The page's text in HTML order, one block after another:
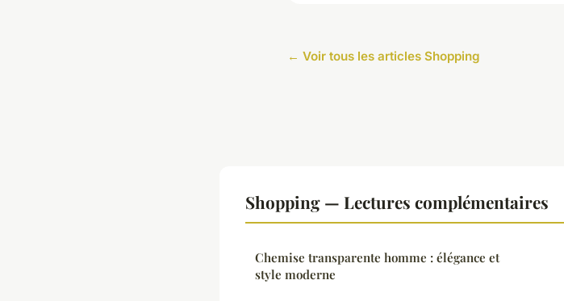
← Voir tous les articles Shopping
Shopping — Lectures complémentaires
Chemise transparente homme : élégance et
style moderne